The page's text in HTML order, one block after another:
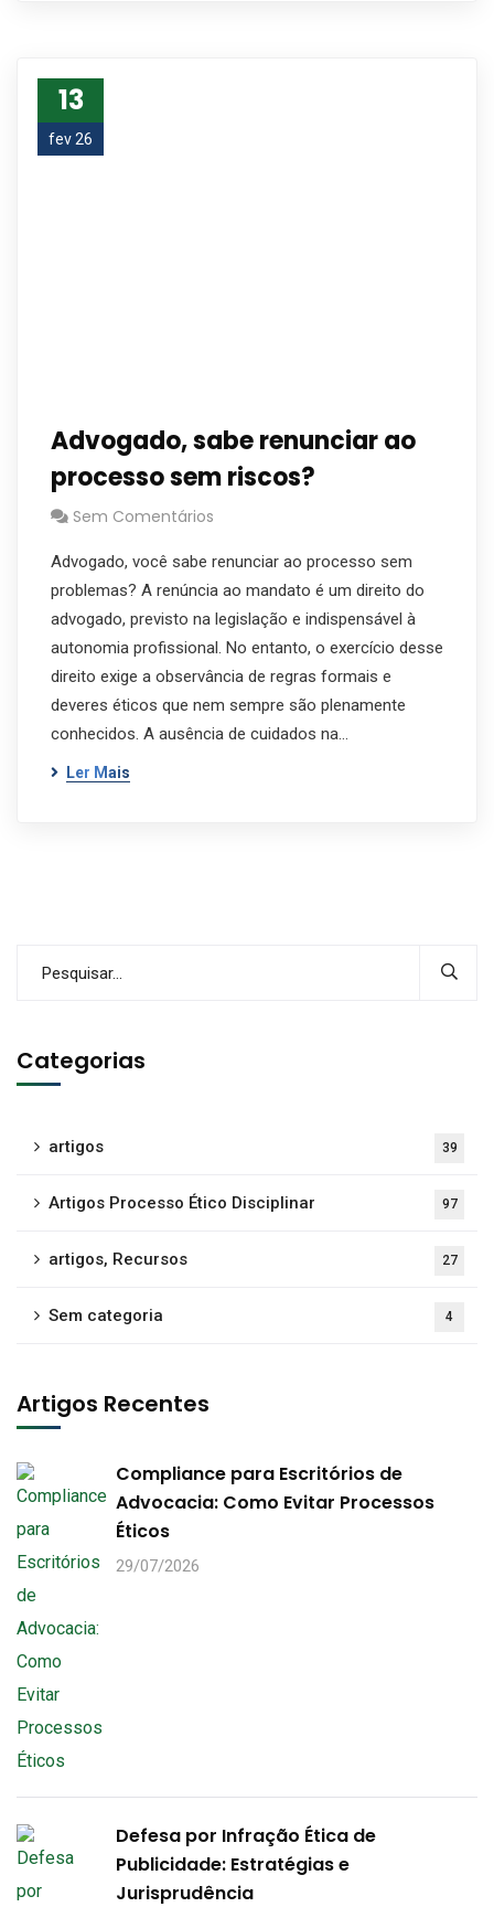
13
fev 26
Advogado, sabe renunciar ao
processo sem riscos?
Sem Comentários
Advogado, você sabe renunciar ao processo sem
problemas? A renúncia ao mandato é um direito do
advogado, previsto na legislação e indispensável à
autonomia profissional. No entanto, o exercício desse
direito exige a observância de regras formais e
deveres éticos que nem sempre são plenamente
conhecidos. A ausência de cuidados na…
Ler Mais
Categorias
artigos 39
Artigos Processo Ético Disciplinar 97
artigos, Recursos 27
Sem categoria 4
Artigos Recentes
Compliance para Escritórios de
Advocacia: Como Evitar Processos
Éticos
29/07/2026
Defesa por Infração Ética de
Publicidade: Estratégias e
Jurisprudência